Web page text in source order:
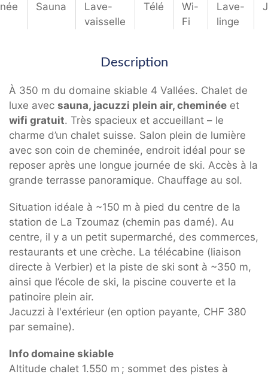
Sauna
Lave-
vaisselle
Télé
Wi-
Fi
Lave-
linge
Description
À 350 m du domaine skiable 4 Vallées. Chalet de
luxe avec sauna, jacuzzi plein air, cheminée et
wifi gratuit. Très spacieux et accueillant – le
charme d’un chalet suisse. Salon plein de lumière
avec son coin de cheminée, endroit idéal pour se
reposer après une longue journée de ski. Accès à la
grande terrasse panoramique. Chauffage au sol.
Situation idéale à ~150 m à pied du centre de la
station de La Tzoumaz (chemin pas damé). Au
centre, il y a un petit supermarché, des commerces,
restaurants et une crèche. La télécabine (liaison
directe à Verbier) et la piste de ski sont à ~350 m,
ainsi que l’école de ski, la piscine couverte et la
patinoire plein air.
Jacuzzi à l'extérieur (en option payante, CHF 380
par semaine).
Info domaine skiable
Altitude chalet 1.550 m ; sommet des pistes à